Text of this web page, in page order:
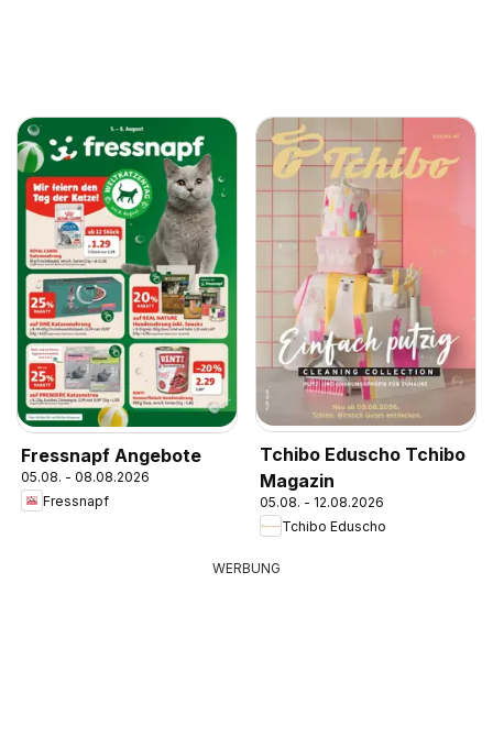
Fressnapf Angebote
05.08. - 08.08.2026
Fressnapf
Tchibo Eduscho Tchibo
Magazin
05.08. - 12.08.2026
Tchibo Eduscho
WERBUNG